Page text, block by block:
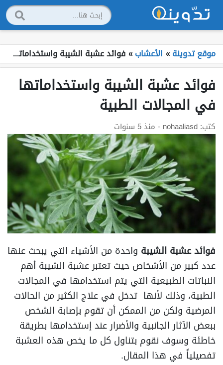
موقع تدوينة» الأعشاب»فوائد عشبة الشيبة واستخداماتها في المجالات الطبية
فوائد عشبة الشيبة واستخداماتها
في المجالات الطبية
كتب: nohaaliasd - منذ 5 سنوات
فوائد عشبة الشيبة واحدة من الأشياء التي يبحث عنها
عدد كبير من الأشخاص حيث تعتبر عشبة الشيبة أهم
النباتات الطبيعية التي يتم استخدامها في المجالات
الطبية، وذلك لأنها تدخل في علاج الكثير من الحالات
المرضية ولكن من الممكن أن تقوم بإصابة الشخص
ببعض الآثار الجانبية والأضرار عند إستخدامها بطريقة
خاطئة وسوف نقوم بتناول كل ما يخص هذه العشبة
تفصيلياً في هذا المقال.